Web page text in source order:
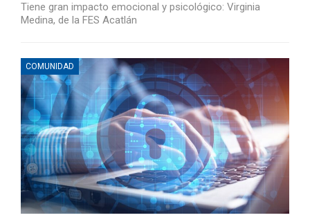
Tiene gran impacto emocional y psicológico: Virginia
Medina, de la FES Acatlán
COMUNIDAD